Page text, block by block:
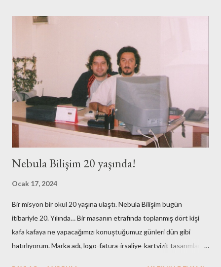
ö
r
Nebula Bilişim 20 yaşında!
Ocak 17, 2024
Bir misyon bir okul 20 yaşına ulaştı. Nebula Bilişim bugün
itibariyle 20. Yılında… Bir masanın etrafında toplanmış dört kişi
kafa kafaya ne yapacağımızı konuştuğumuz günleri dün gibi
hatırlıyorum. Marka adı, logo-fatura-irsaliye-kartvizit tasarımları,